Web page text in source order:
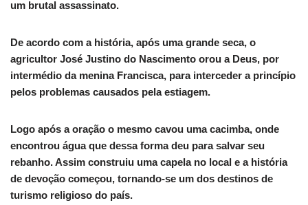
um brutal assassinato.
De acordo com a história, após uma grande seca, o
agricultor José Justino do Nascimento orou a Deus, por
intermédio da menina Francisca, para interceder a princípio
pelos problemas causados pela estiagem.
Logo após a oração o mesmo cavou uma cacimba, onde
encontrou água que dessa forma deu para salvar seu
rebanho. Assim construiu uma capela no local e a história
de devoção começou, tornando-se um dos destinos de
turismo religioso do país.